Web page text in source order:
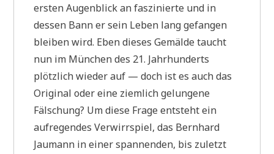
ersten Augenblick an faszinierte und in
dessen Bann er sein Leben lang gefangen
bleiben wird. Eben dieses Gemälde taucht
nun im München des 21. Jahrhunderts
plötzlich wieder auf — doch ist es auch das
Original oder eine ziemlich gelungene
Fälschung? Um diese Frage entsteht ein
aufregendes Verwirrspiel, das Bernhard
Jaumann in einer spannenden, bis zuletzt